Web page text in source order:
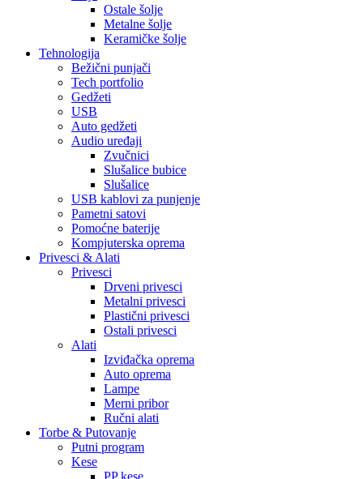
Ostale šolje
Metalne šolje
Keramičke šolje
Tehnologija
Bežični punjači
Tech portfolio
Gedžeti
USB
Auto gedžeti
Audio uređaji
Zvučnici
Slušalice bubice
Slušalice
USB kablovi za punjenje
Pametni satovi
Pomoćne baterije
Kompjuterska oprema
Privesci & Alati
Privesci
Drveni privesci
Metalni privesci
Plastični privesci
Ostali privesci
Alati
Izviđačka oprema
Auto oprema
Lampe
Merni pribor
Ručni alati
Torbe & Putovanje
Putni program
Kese